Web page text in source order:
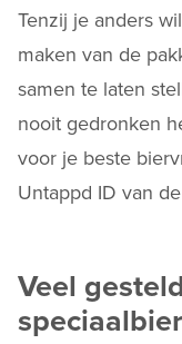
Tenzij je anders
maken van de
samen te laten
nooit gedronken
voor je beste
Untappd ID van
Veel
speciaalbier